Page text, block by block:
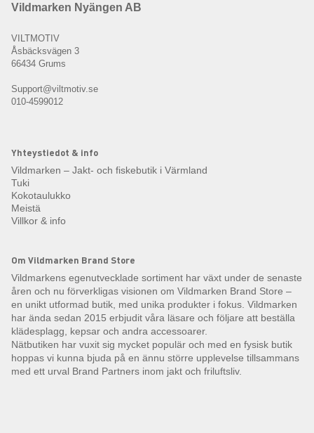
Vildmarken Nyängen AB
VILTMOTIV
Åsbäcksvägen 3
66434 Grums
Support@viltmotiv.se
010-4599012
Yhteystiedot & info
Vildmarken – Jakt- och fiskebutik i Värmland
Tuki
Kokotaulukko
Meistä
Villkor & info
Om Vildmarken Brand Store
Vildmarkens egenutvecklade sortiment har växt under de senaste
åren och nu förverkligas visionen om Vildmarken Brand Store –
en unikt utformad butik, med unika produkter i fokus. Vildmarken
har ända sedan 2015 erbjudit våra läsare och följare att beställa
klädesplagg, kepsar och andra accessoarer.
Nätbutiken har vuxit sig mycket populär och med en fysisk butik
hoppas vi kunna bjuda på en ännu större upplevelse tillsammans
med ett urval Brand Partners inom jakt och friluftsliv.